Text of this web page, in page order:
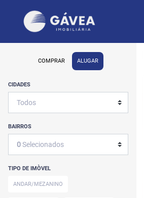
COMPRAR ALUGAR
CIDADES
BAIRROS
0Selecionados
TIPO DE IMÒVEL
ANDAR/MEZANINO